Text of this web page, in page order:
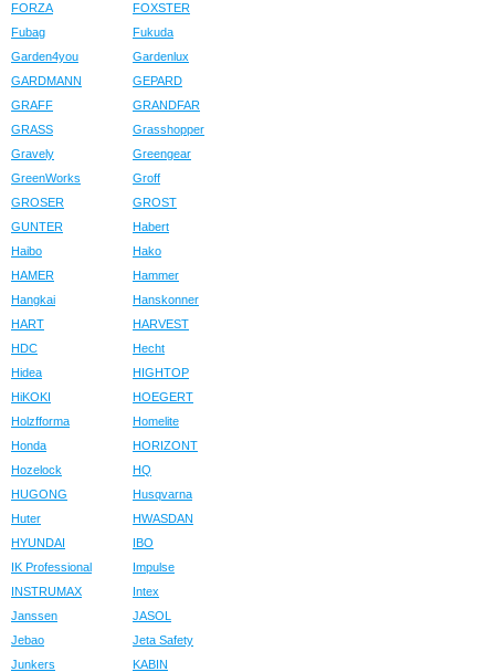
FORZA
FOXSTER
Fubag
Fukuda
Garden4you
Gardenlux
GARDMANN
GEPARD
GRAFF
GRANDFAR
GRASS
Grasshopper
Gravely
Greengear
GreenWorks
Groff
GROSER
GROST
GUNTER
Habert
Haibo
Hako
HAMER
Hammer
Hangkai
Hanskonner
HART
HARVEST
HDC
Hecht
Hidea
HIGHTOP
HiKOKI
HOEGERT
Holzfforma
Homelite
Honda
HORIZONT
Hozelock
HQ
HUGONG
Husqvarna
Huter
HWASDAN
HYUNDAI
IBO
IK Professional
Impulse
INSTRUMAX
Intex
Janssen
JASOL
Jebao
Jeta Safety
Junkers
KABIN